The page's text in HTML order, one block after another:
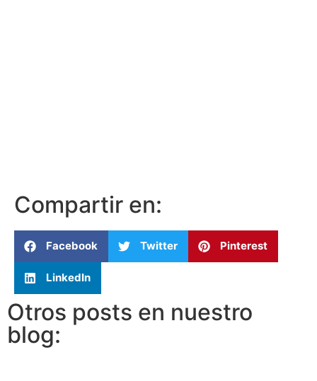
Compartir en:
Facebook Twitter Pinterest
LinkedIn
Otros posts en nuestro
blog: